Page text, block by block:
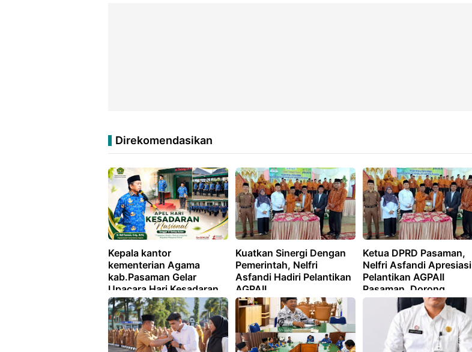
Direkomendasikan
Kepala kantor
kementerian Agama
kab.Pasaman Gelar
Upacara Hari Kesadaran
Nasional
Kuatkan Sinergi Dengan
Pemerintah, Nelfri
Asfandi Hadiri Pelantikan
AGPAII
Ketua DPRD Pasaman,
Nelfri Asfandi Apresiasi
Pelantikan AGPAII
Pasaman, Dorong
Penguatan Karakter
Generasi Muda